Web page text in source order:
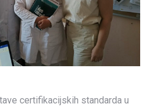
certifikacijskih standarda u